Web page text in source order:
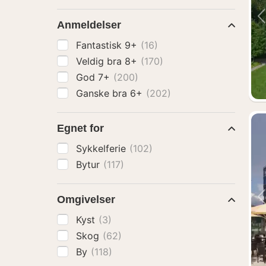
Anmeldelser
Fantastisk 9+ (16)
Veldig bra 8+ (170)
God 7+ (200)
Ganske bra 6+ (202)
Egnet for
Sykkelferie (102)
Bytur (117)
Omgivelser
Kyst (3)
Skog (62)
By (118)